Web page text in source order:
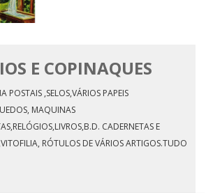
E COPINAQUES
POSTAIS ,SELOS,VÁRIOS PAPEIS
MAQUINAS
CADERNETAS E
RÓTULOS DE VÁRIOS ARTIGOS.TUDO